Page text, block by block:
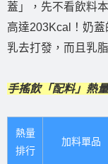
蓋」，先不看飲料
高達203Kcal！奶
乳去打發，而且乳
手搖飲「配料」熱量
熱量
排行
加料單品